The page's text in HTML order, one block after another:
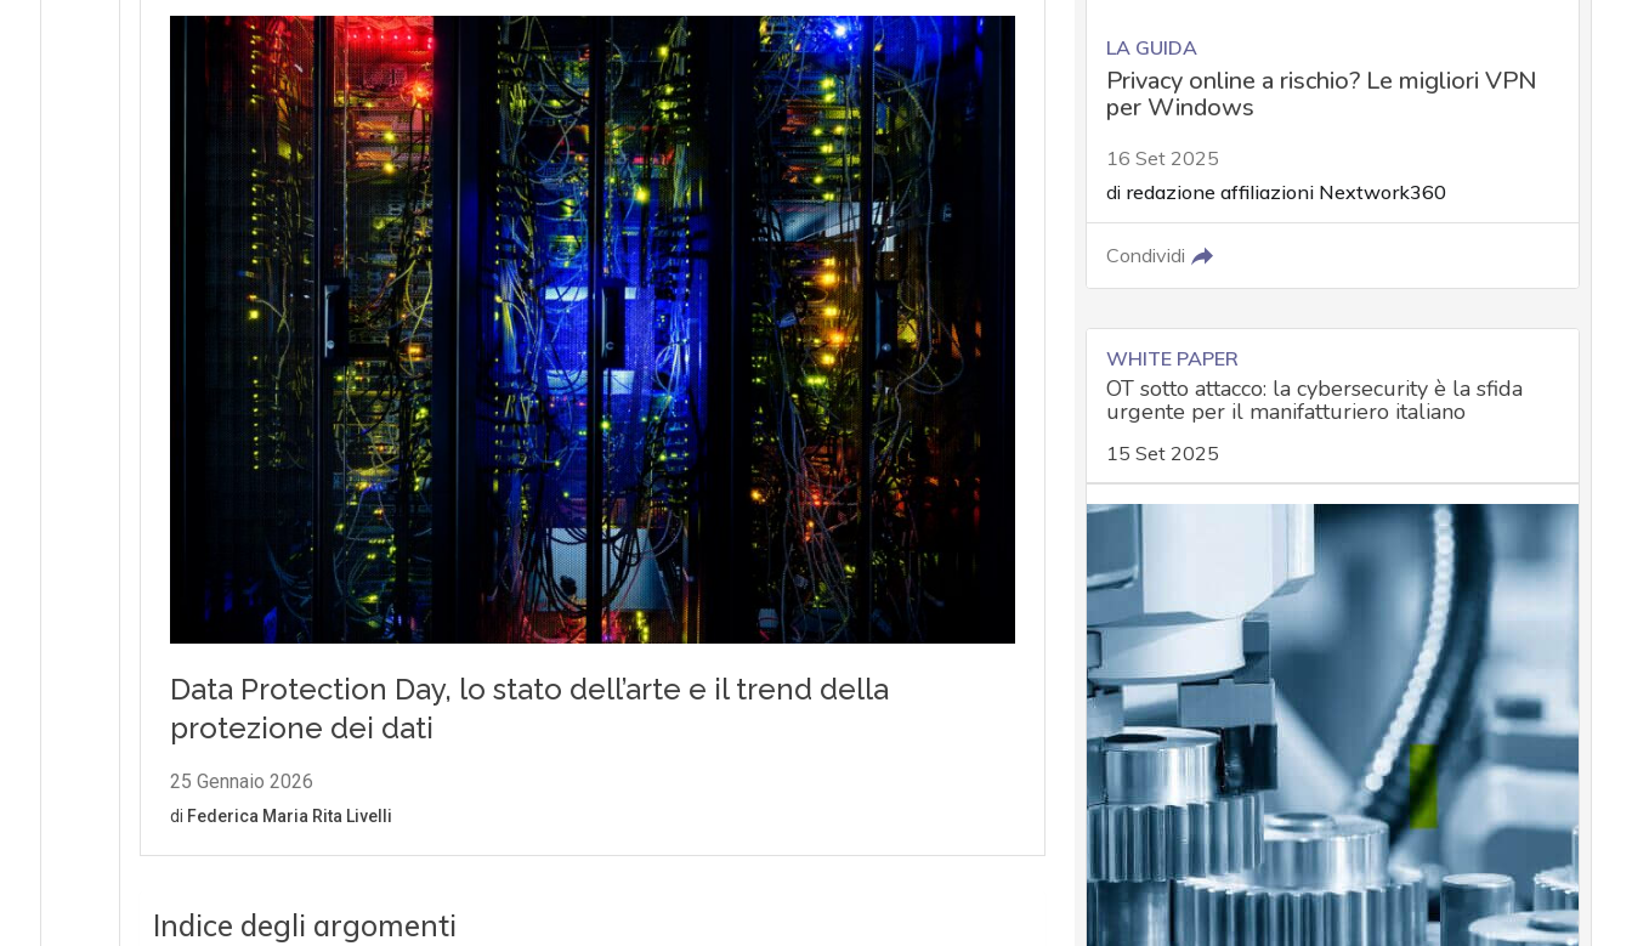
Indice degli argomenti
LA GUIDA
Privacy online a rischio? Le migliori VPN
per Windows
16 Set 2025
di redazione affiliazioni Nextwork360
Condividi
WHITE PAPER
OT sotto attacco: la cybersecurity è la sfida
urgente per il manifatturiero italiano
15 Set 2025